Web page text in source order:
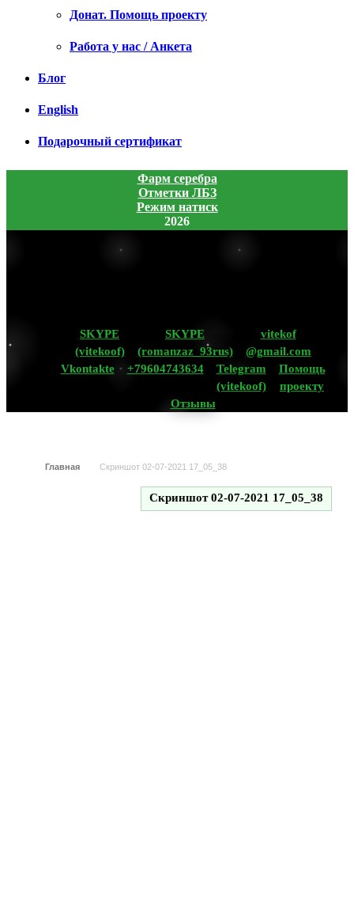
Донат. Помощь проекту
Работа у нас / Анкета
Блог
English
Подарочный сертификат
Фарм серебра
Отметки ЛБЗ
Режим натиск
2026
SKYPE
(vitekoof)
SKYPE
(romanzaz_93rus)
vitekof
@gmail.com
Vkontakte
+79604743634
Telegram
(vitekoof)
Помощь
проекту
Отзывы
Главная Скриншот 02-07-2021 17_05_38
Скриншот 02-07-2021 17_05_38